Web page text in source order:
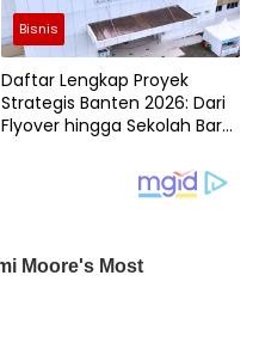
Bisnis
Daftar Lengkap Proyek
Strategis Banten 2026: Dari
Flyover hingga Sekolah Baru,